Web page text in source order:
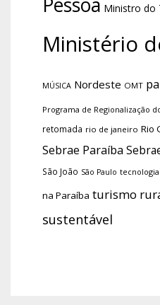
Pessoa Ministro do
Ministério
MÚSICA Nordeste OMT
Programa de Regionalização
retomada rio de janeiro Rio
Sebrae Paraíba
São João São Paulo tecnologia
na Paraíba turismo
sustentável